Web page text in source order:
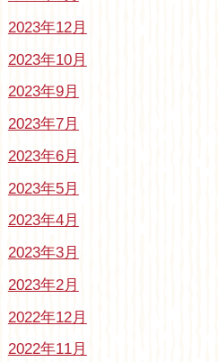
2023年12月
2023年10月
2023年9月
2023年7月
2023年6月
2023年5月
2023年4月
2023年3月
2023年2月
2022年12月
2022年11月